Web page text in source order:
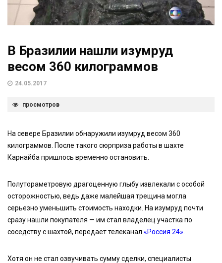
В Бразилии нашли изумруд
весом 360 килограммов
24.05.2017
просмотров
На севере Бразилии обнаружили изумруд весом 360
килограммов. После такого сюрприза работы в шахте
Карнайба пришлось временно остановить.
Полутораметровую драгоценную глыбу извлекали с особой
осторожностью, ведь даже малейшая трещина могла
серьезно уменьшить стоимость находки. На изумруд почти
сразу нашли покупателя — им стал владелец участка по
соседству с шахтой, передает телеканал «Россия 24»
Хотя он не стал озвучивать сумму сделки, специалисты